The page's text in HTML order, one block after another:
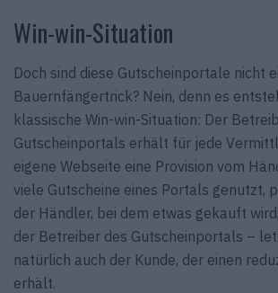
Win-win-Situation
Doch sind diese Gutscheinportale nicht
Bauernfängertrick? Nein, denn es
klassische Win-win-Situation: Der
Gutscheinportals erhält für jede
eigene Webseite eine Provision vom
viele Gutscheine eines Portals genutzt,
der Händler, bei dem etwas gekauft
der Betreiber des Gutscheinportals –
natürlich auch der Kunde, der einen
erhält.